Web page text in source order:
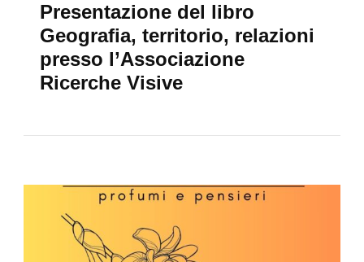
Presentazione del libro
Geografia, territorio, relazioni
presso l’Associazione
Ricerche Visive